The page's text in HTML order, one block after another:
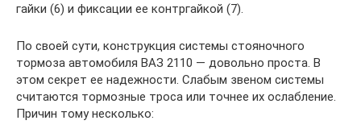
гайки (6) и фиксации ее контргайкой (7).
По своей сути, конструкция системы стояночного
тормоза автомобиля ВАЗ 2110 — довольно проста. В
этом секрет ее надежности. Слабым звеном системы
считаются тормозные троса или точнее их ослабление.
Причин тому несколько: